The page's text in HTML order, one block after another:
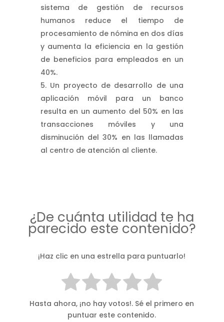
sistema de gestión de recursos
humanos reduce el tiempo de
procesamiento de nómina en dos días
y aumenta la eficiencia en la gestión
de beneficios para empleados en un
40%.
Un proyecto de desarrollo de una
aplicación móvil para un banco
resulta en un aumento del 50% en las
transacciones móviles y una
disminución del 30% en las llamadas
al centro de atención al cliente.
¿De cuánta utilidad te ha
parecido este contenido?
¡Haz clic en una estrella para puntuarlo!
Hasta ahora, ¡no hay votos!. Sé el primero en
puntuar este contenido.